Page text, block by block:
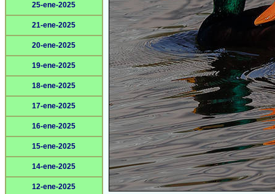
25-ene-2025
21-ene-2025
20-ene-2025
19-ene-2025
18-ene-2025
17-ene-2025
16-ene-2025
15-ene-2025
14-ene-2025
12-ene-2025